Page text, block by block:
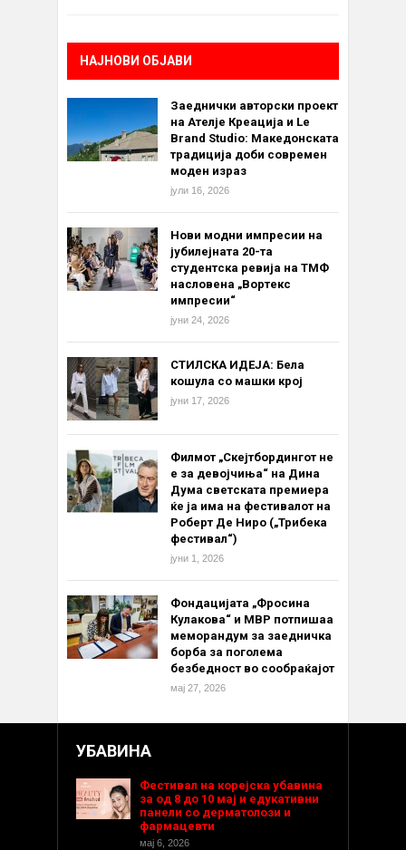
НАЈНОВИ ОБЈАВИ
Заеднички авторски проект
на Ателје Креација и Le
Brand Studio: Македонската
традиција доби современ
моден израз
јули 16, 2026
Нови модни импресии на
јубилејната 20-та
студентска ревија на ТМФ
насловена „Вортекс
импресии“
јуни 24, 2026
СТИЛСКА ИДЕЈА: Бела
кошула со машки крој
јуни 17, 2026
Филмот „Скејтбордингот не
е за девојчиња“ на Дина
Дума светската премиера
ќе ја има на фестивалот на
Роберт Де Ниро („Трибека
фестивал“)
јуни 1, 2026
Фондацијата „Фросина
Кулакова“ и МВР потпишаа
меморандум за заедничка
борба за поголема
безбедност во сообраќајот
мај 27, 2026
УБАВИНА
Фестивал на корејска убавина
за од 8 до 10 мај и едукативни
панели со дерматолози и
фармацевти
мај 6, 2026